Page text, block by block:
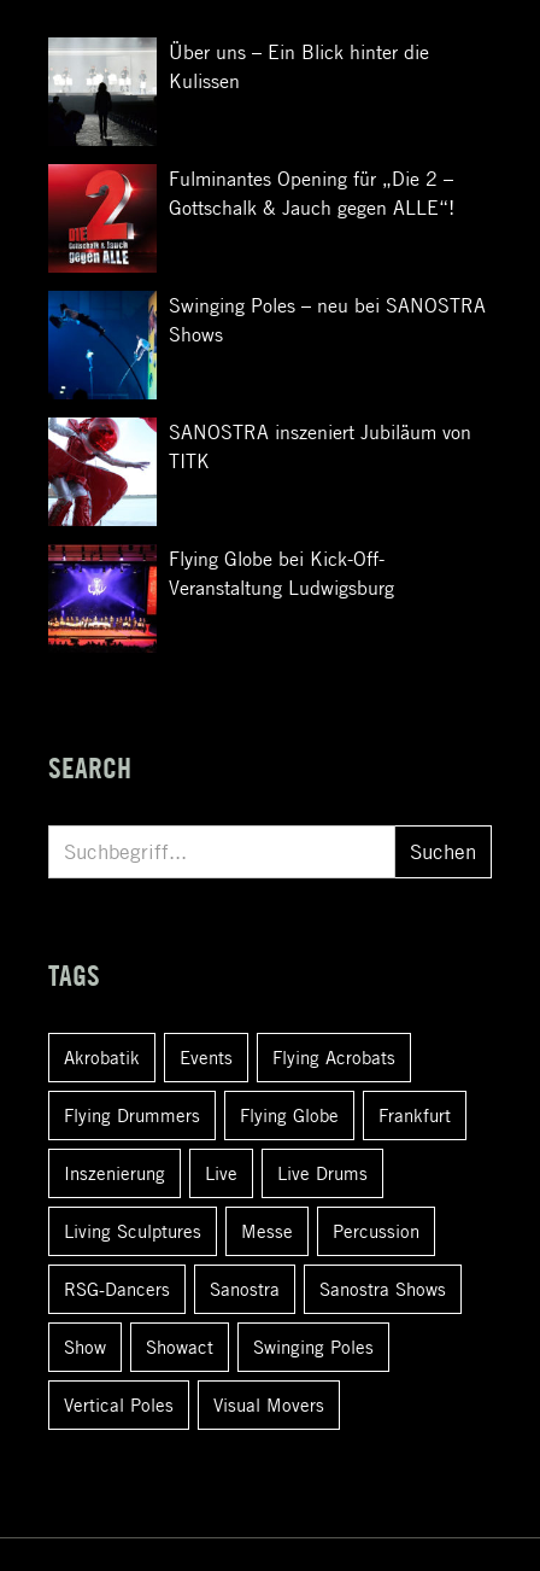
Über uns – Ein Blick hinter die
Kulissen
Fulminantes Opening für „Die 2 –
Gottschalk & Jauch gegen ALLE“!
Swinging Poles – neu bei SANOSTRA
Shows
SANOSTRA inszeniert Jubiläum von
TITK
Flying Globe bei Kick-Off-
Veranstaltung Ludwigsburg
SEARCH
u
e
c
h
Suchen
TAGS
Akrobatik Events Flying Acrobats
Flying Drummers Flying Globe Frankfurt
Inszenierung Live Live Drums
Living Sculptures Messe Percussion
RSG-Dancers Sanostra Sanostra Shows
Show Showact Swinging Poles
Vertical Poles Visual Movers